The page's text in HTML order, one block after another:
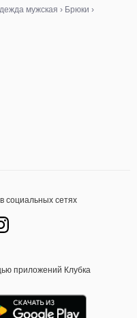
мужская › Брюки ›
социальных сетях
приложений Клубка